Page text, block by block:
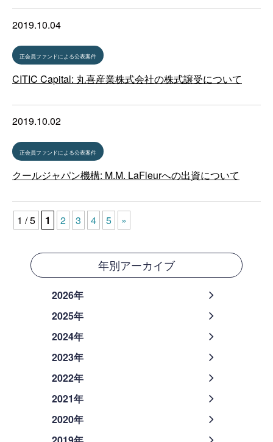
2019.10.04
正会員ファンドによる公表案件
CITIC Capital: 丸喜産業株式会社の株式譲受について
2019.10.02
正会員ファンドによる公表案件
クールジャパン機構: M.M. LaFleurへの出資について
1 / 5 1 2 3 4 5 »
年別アーカイブ
2026年
2025年
2024年
2023年
2022年
2021年
2020年